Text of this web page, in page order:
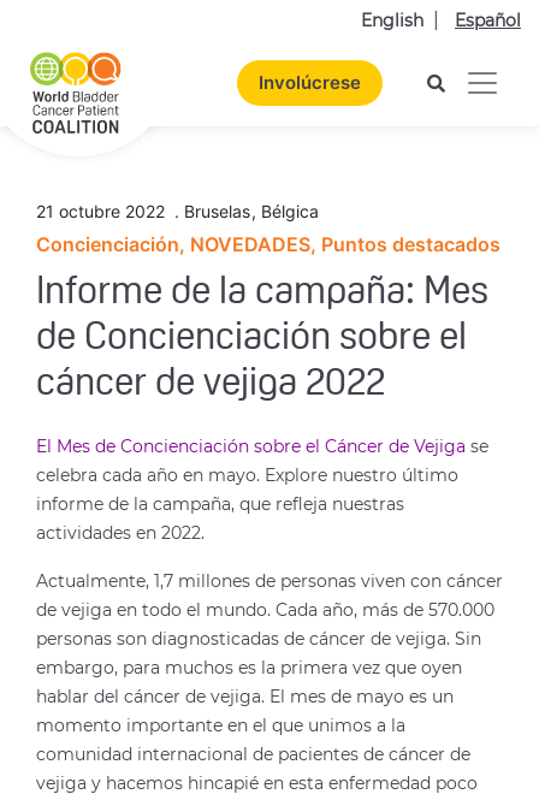
English Español
Involúcrese
21 octubre 2022 . Bruselas, Bélgica
Concienciación, NOVEDADES, Puntos destacados
Informe de la campaña: Mes
de Concienciación sobre el
cáncer de vejiga 2022
El Mes de Concienciación sobre el Cáncer de Vejiga se
celebra cada año en mayo. Explore nuestro último
informe de la campaña, que refleja nuestras
actividades en 2022.
Actualmente, 1,7 millones de personas viven con cáncer
de vejiga en todo el mundo. Cada año, más de 570.000
personas son diagnosticadas de cáncer de vejiga. Sin
embargo, para muchos es la primera vez que oyen
hablar del cáncer de vejiga. El mes de mayo es un
momento importante en el que unimos a la
comunidad internacional de pacientes de cáncer de
vejiga y hacemos hincapié en esta enfermedad poco